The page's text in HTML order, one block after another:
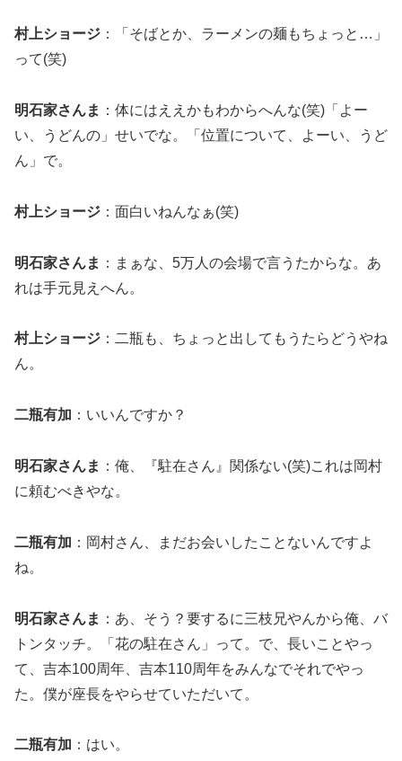
村上ショージ ：「そばとか、ラーメンの麺もちょっと…」
って(笑)
明石家さんま ：体にはええかもわからへんな(笑)「よー
い、うどんの」せいでな。「位置について、よーい、うど
ん」で。
村上ショージ ：面白いねんなぁ(笑)
明石家さんま ：まぁな、5万人の会場で言うたからな。あ
れは手元見えへん。
村上ショージ ：二瓶も、ちょっと出してもうたらどうやね
ん。
二瓶有加 ：いいんですか？
明石家さんま ：俺、『駐在さん』関係ない(笑)これは岡村
に頼むべきやな。
二瓶有加 ：岡村さん、まだお会いしたことないんですよ
ね。
明石家さんま ：あ、そう？要するに三枝兄やんから俺、バ
トンタッチ。「花の駐在さん」って。で、長いことやっ
て、吉本100周年、吉本110周年をみんなでそれでやっ
た。僕が座長をやらせていただいて。
二瓶有加 ：はい。